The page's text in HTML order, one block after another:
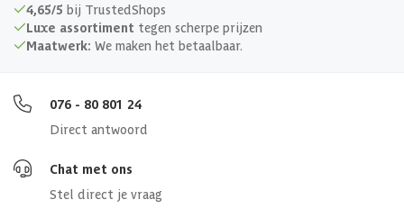
4,65/5 bij TrustedShops
Luxe assortiment tegen scherpe prijzen
Maatwerk: We maken het betaalbaar.
076 - 80 801 24
Direct antwoord
Chat met ons
Stel direct je vraag